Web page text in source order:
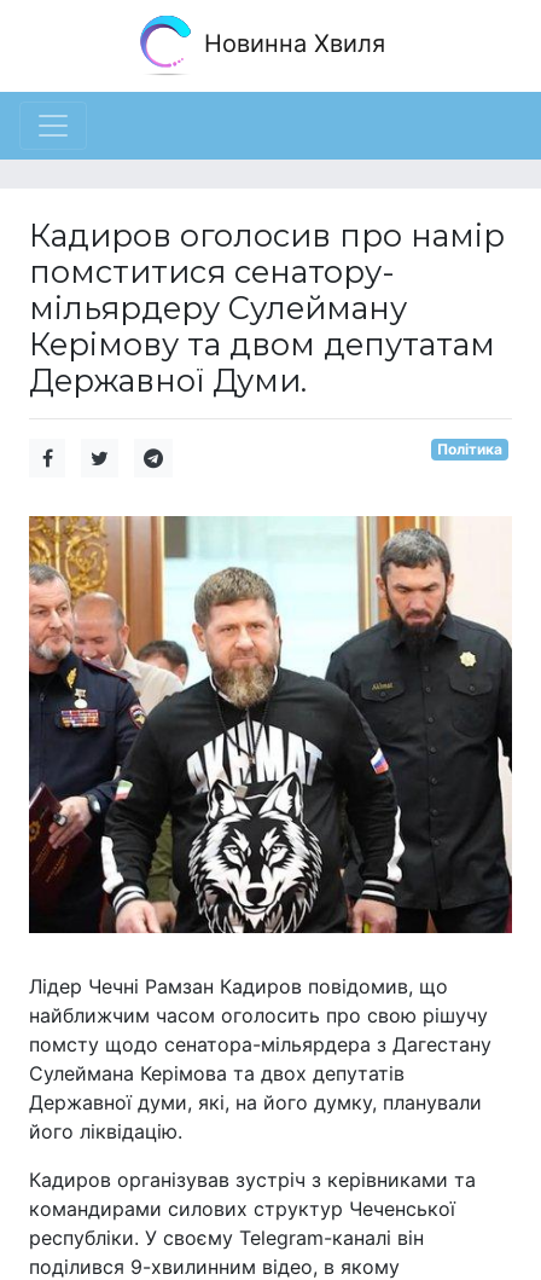
Новинна Хвиля
Кадиров оголосив про намір
помститися сенатору-
мільярдеру Сулейману
Керімову та двом депутатам
Державної Думи.
Політика
Лідер Чечні Рамзан Кадиров повідомив, що
найближчим часом оголосить про свою рішучу
помсту щодо сенатора-мільярдера з Дагестану
Сулеймана Керімова та двох депутатів
Державної думи, які, на його думку, планували
його ліквідацію.
Кадиров організував зустріч з керівниками та
командирами силових структур Чеченської
республіки. У своєму Telegram-каналі він
поділився 9-хвилинним відео, в якому